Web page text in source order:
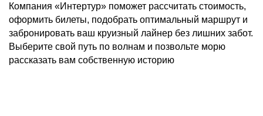
Компания «Интертур» поможет рассчитать стоимость,
оформить билеты, подобрать оптимальный маршрут и
забронировать ваш круизный лайнер без лишних забот.
Выберите свой путь по волнам и позвольте морю
рассказать вам собственную историю